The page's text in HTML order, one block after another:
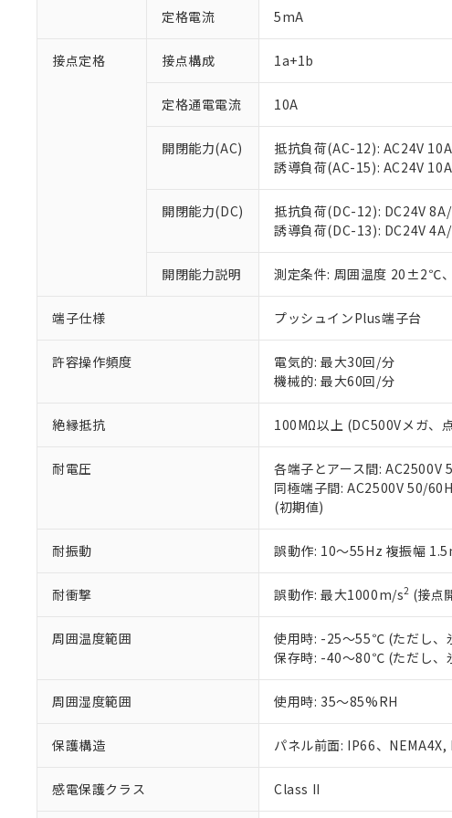
定格電流 5mA
接点定格 接点構成 1a+1b
定格通電電流 10A
開閉能力(AC)
抵抗負荷(AC-12): AC24V
誘導負荷(AC-15): AC24V
開閉能力(DC)
抵抗負荷(DC-12): DC24V
誘導負荷(DC-13): DC24V
開閉能力説明 測定条件: 周囲温度 20±2℃
端子仕様 プッシュインPlus端子台
許容操作頻度
電気的: 最大30回/分
機械的: 最大60回/分
絶縁抵抗 100MΩ以上 (DC500Vメガ、
耐電圧
各端子とアース間:
同極端子間: AC2500V 50/
(初期値)
耐振動 誤動作: 10～55Hz 複振幅
耐衝撃 誤動作: 最大1000m/s2 (接点
周囲温度範囲
使用時: -25～55℃ (ただし、
保存時: -40～80℃ (ただし、
周囲湿度範囲 使用時: 35～85%RH
保護構造 パネル前面: IP66、NEMA4X,
感電保護クラス Class II
ご利用条件
以下の条件をお読みいた
本サービスは、当
くものです。
当社制御機器事業
在庫状況および標準
のであり、閲覧され
い。
正式な納期状況およ
当社販売員にご相談
オムロン制御機器
在庫状況および標
す。
ている必要がありま
お客様が当ウェブサ
が、当社の製品・サ
さい。
※当社の共同利用者
いる法人を指します
対応予定なし：EU RoHS
調査・確認中：EU RoHS
非該当品：ライセンス料
仕入先様の事情により、
があります。
鉛(Pb) 1000ppm以下、 水銀
六価クロム(Cr(Ⅵ)) 1000ppm以下
フタル酸ビス(2-エチルヘキシ
ル（DBP） 1000ppm以下、フ
但し、RoHS指令で産業用監視お
フタル酸エステル類の４物質に
※2 対応予定月
部品在庫の切り替え状況
※3 非含有証明書ダウ
下記の非含有証明書をダ
EU RoHS指令（10物質）
51物質の非含有証明書（
※本証明書は発行日時点
また、RoHS指令のフタ
混在することから備考欄
既に当社にて対応品への
「○」：最大均質材料含
「×」：最大均質材料含
「－」：未確認です。当
*中国RoHS10物質の基準値 (GB/
Pb(鉛) :1000ppm、 Hg(水銀) :
Cr(Ⅵ)(六価クロム) : 1000ppm、
DBP(フタル酸ジブチル) :
※2 環境保護使用期限
「ｅ」：有害物質（10物
「10」：通常の使用状況
味します。
「－」：未確認です。当
当社は、これら貴
う）を輸出または
などの必要な手続き
ます。
当社は貴社製品を、
置等に一切使用いた
当社は、貴社製品を
また当社は、販売先
たしません。
記
号
説明
○ 一定数以上の在
△ 一定数には満た
－
在庫なし(最新
機器販売店・
空
白
受注生産機種、